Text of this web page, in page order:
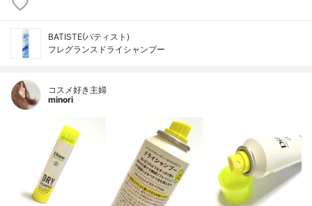
BATISTE(バティスト)
フレグランスドライシャンプー
コスメ好き主婦
minori